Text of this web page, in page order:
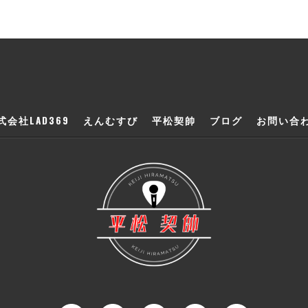
会社LAD369 えんむすび 平松契帥 ブログ お問い合